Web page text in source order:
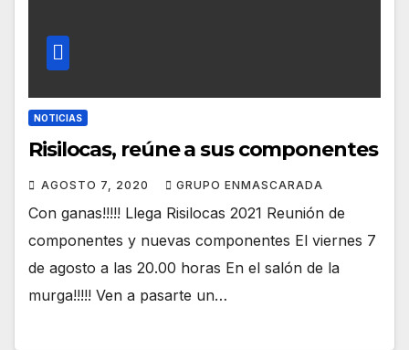
NOTICIAS
Risilocas, reúne a sus componentes
AGOSTO 7, 2020 GRUPO ENMASCARADA
Con ganas!!!!! Llega Risilocas 2021 Reunión de
componentes y nuevas componentes El viernes 7
de agosto a las 20.00 horas En el salón de la
murga!!!!! Ven a pasarte un…